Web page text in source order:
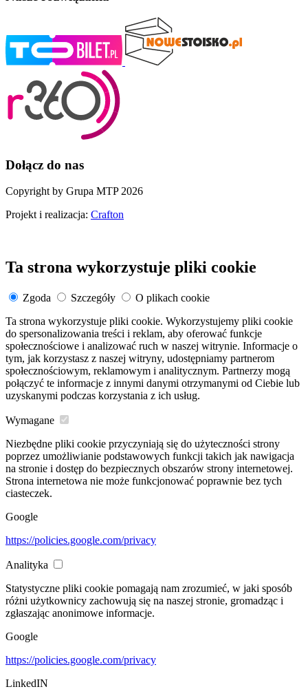
Dołącz do nas
Copyright by Grupa MTP 2026
Projekt i realizacja: Crafton
Ta strona wykorzystuje pliki cookie
Zgoda Szczegóły
O plikach cookie
Ta strona wykorzystuje pliki cookie. Wykorzystujemy pliki cookie
do spersonalizowania treści i reklam, aby oferować funkcje
społecznościowe i analizować ruch w naszej witrynie. Informacje o
tym, jak korzystasz z naszej witryny, udostępniamy partnerom
społecznościowym, reklamowym i analitycznym. Partnerzy mogą
połączyć te informacje z innymi danymi otrzymanymi od Ciebie lub
uzyskanymi podczas korzystania z ich usług.
Wymagane
Niezbędne pliki cookie przyczyniają się do użyteczności strony
poprzez umożliwianie podstawowych funkcji takich jak nawigacja
na stronie i dostęp do bezpiecznych obszarów strony internetowej.
Strona internetowa nie może funkcjonować poprawnie bez tych
ciasteczek.
Google
https://policies.google.com/privacy
Analityka
Statystyczne pliki cookie pomagają nam zrozumieć, w jaki sposób
różni użytkownicy zachowują się na naszej stronie, gromadząc i
zgłaszając anonimowe informacje.
Google
https://policies.google.com/privacy
LinkedIN